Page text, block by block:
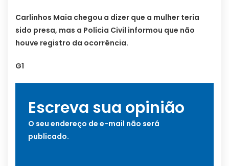
Carlinhos Maia chegou a dizer que a mulher teria
sido presa, mas a Polícia Civil informou que não
houve registro da ocorrência.
G1
Escreva sua opinião
O seu endereço de e-mail não será
publicado.